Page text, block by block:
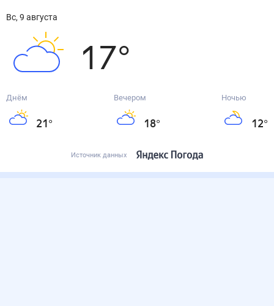
вс, 9 августа
17°
Днём
21 °
Вечером
18°
Ночью
12°
Источник данных